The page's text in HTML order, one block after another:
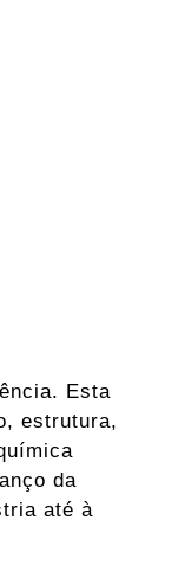
Esta
estrutura,
da
até à